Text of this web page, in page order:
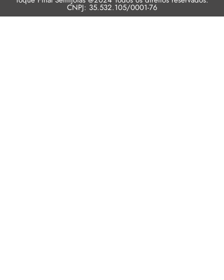
CNPJ: 35.532.105/0001-76